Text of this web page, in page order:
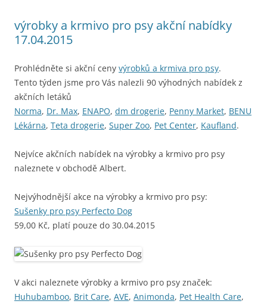
výrobky a krmivo pro psy akční nabídky
17.04.2015
Prohlédněte si akční ceny výrobků a krmiva pro psy.
Tento týden jsme pro Vás nalezli 90 výhodných nabídek z
akčních letáků
Norma, Dr. Max, ENAPO, dm drogerie, Penny Market, BENU
Lékárna, Teta drogerie, Super Zoo, Pet Center, Kaufland.
Nejvíce akčních nabídek na výrobky a krmivo pro psy
naleznete v obchodě Albert.
Nejvýhodnější akce na výrobky a krmivo pro psy:
Sušenky pro psy Perfecto Dog
59,00 Kč, platí pouze do 30.04.2015
V akci naleznete výrobky a krmivo pro psy značek:
Huhubamboo, Brit Care, AVE, Animonda, Pet Health Care,